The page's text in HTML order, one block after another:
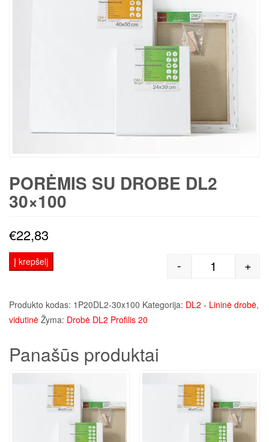
PORĖMIS SU DROBE DL2
30×100
€22,83
produkto
- +
Į krepšelį
Produkto kodas: 1P20DL2-30x100 Kategorija: DL2 - Lininė drobė,
vidutinė Žyma: Drobė DL2 Profilis 20
Panašūs produktai